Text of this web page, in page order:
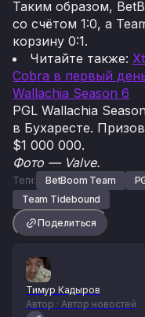
Таким образом,
со счётом 1:0, а
корзину 0:1.
Читайте также:
Cobra в первый
Wallachia Season 6
PGL Wallachia
в Бухаресте.
$1 000 000.
Фото — Valve.
Теги: BetBoom Team
Team Tidebound
Поделиться
Тимур Кадыров
Автор · Автор новостей